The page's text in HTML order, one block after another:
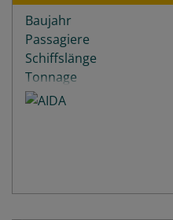
Baujahr
Passagiere
Schiffslänge
Tonnage
Decks